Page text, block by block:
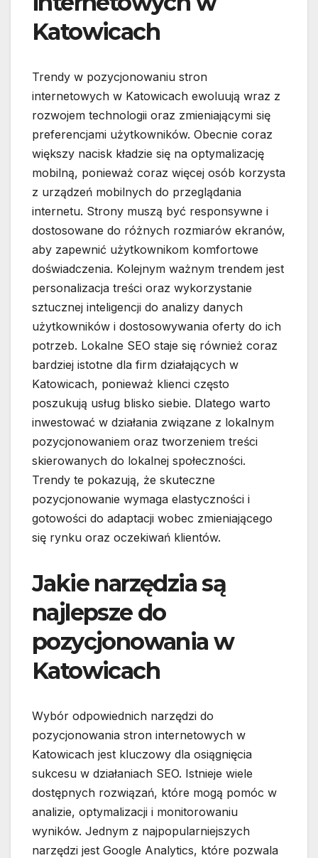
Katowicach
Trendy w pozycjonowaniu stron
internetowych w Katowicach ewoluują wraz z
rozwojem technologii oraz zmieniającymi się
preferencjami użytkowników. Obecnie coraz
większy nacisk kładzie się na optymalizację
mobilną, ponieważ coraz więcej osób korzysta
z urządzeń mobilnych do przeglądania
internetu. Strony muszą być responsywne i
dostosowane do różnych rozmiarów ekranów,
aby zapewnić użytkownikom komfortowe
doświadczenia. Kolejnym ważnym trendem jest
personalizacja treści oraz wykorzystanie
sztucznej inteligencji do analizy danych
użytkowników i dostosowywania oferty do ich
potrzeb. Lokalne SEO staje się również coraz
bardziej istotne dla firm działających w
Katowicach, ponieważ klienci często
poszukują usług blisko siebie. Dlatego warto
inwestować w działania związane z lokalnym
pozycjonowaniem oraz tworzeniem treści
skierowanych do lokalnej społeczności.
Trendy te pokazują, że skuteczne
pozycjonowanie wymaga elastyczności i
gotowości do adaptacji wobec zmieniającego
się rynku oraz oczekiwań klientów.
Jakie narzędzia są
najlepsze do
pozycjonowania w
Katowicach
Wybór odpowiednich narzędzi do
pozycjonowania stron internetowych w
Katowicach jest kluczowy dla osiągnięcia
sukcesu w działaniach SEO. Istnieje wiele
dostępnych rozwiązań, które mogą pomóc w
analizie, optymalizacji i monitorowaniu
wyników. Jednym z najpopularniejszych
narzędzi jest Google Analytics, które pozwala